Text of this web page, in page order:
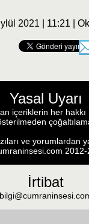
2021 | 11:21 |
Yasal Uyarı
içeriklerin her
ve yorumlardan
2012-
İrtibat